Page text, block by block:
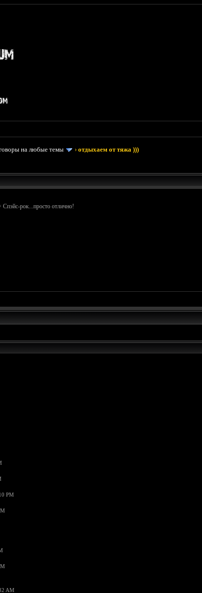
на любые темы ›отдыхаем от тяжа )))
рок...просто отлично!
PM
AM